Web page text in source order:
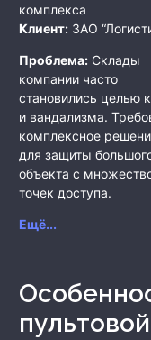
комплекса
Клиент: ЗАО
Проблема: Склады
компании часто
становились целью
и вандализма.
комплексное
для защиты
объекта с
точек доступа.
Ещё...